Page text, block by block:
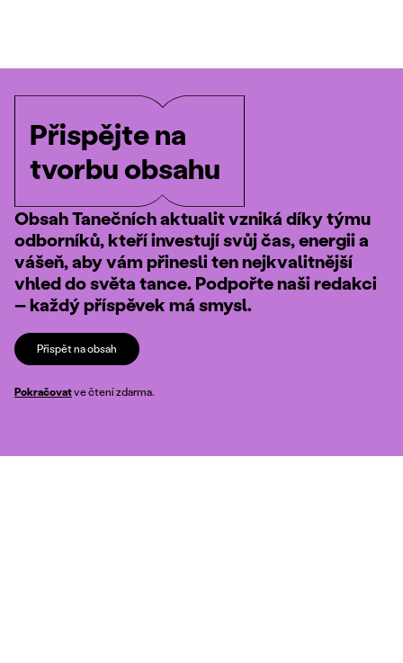
Přispějte na
tvorbu obsahu
Obsah Tanečních aktualit vzniká díky týmu
odborníků, kteří investují svůj čas, energii a
vášeň, aby vám přinesli ten nejkvalitnější
vhled do světa tance. Podpořte naši redakci
– každý příspěvek má smysl.
Přispět na obsah
Pokračovatve čtení zdarma.